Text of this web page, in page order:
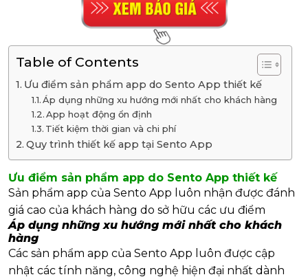
Table of Contents
Ưu điểm sản phẩm app do Sento App thiết kế
Áp dụng những xu hướng mới nhất cho khách hàng
App hoạt động ổn định
Tiết kiệm thời gian và chi phí
Quy trình thiết kế app tại Sento App
Ưu điểm sản phẩm app do Sento App thiết kế
Sản phẩm app của Sento App luôn nhận được đánh
giá cao của khách hàng do sở hữu các ưu điểm
Áp dụng những xu hướng mới nhất cho khách
hàng
Các sản phẩm app của Sento App luôn được cập
nhật các tính năng, công nghệ hiện đại nhất dành